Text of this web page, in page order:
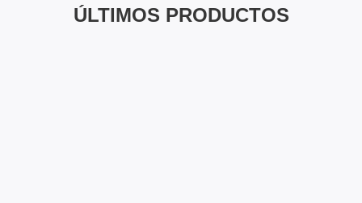
ÚLTIMOS PRODUCTOS